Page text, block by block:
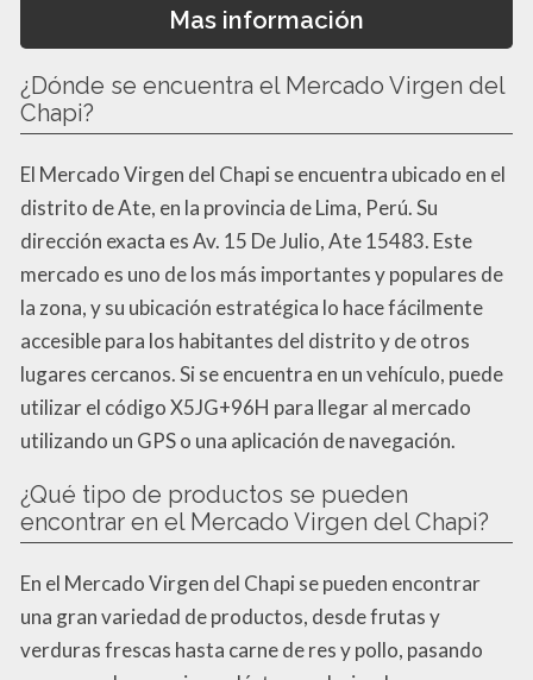
Mas información
¿Dónde se encuentra el Mercado Virgen del
Chapi?
El Mercado Virgen del Chapi se encuentra ubicado en el
distrito de Ate, en la provincia de Lima, Perú. Su
dirección exacta es Av. 15 De Julio, Ate 15483. Este
mercado es uno de los más importantes y populares de
la zona, y su ubicación estratégica lo hace fácilmente
accesible para los habitantes del distrito y de otros
lugares cercanos. Si se encuentra en un vehículo, puede
utilizar el código X5JG+96H para llegar al mercado
utilizando un GPS o una aplicación de navegación.
¿Qué tipo de productos se pueden
encontrar en el Mercado Virgen del Chapi?
En el Mercado Virgen del Chapi se pueden encontrar
una gran variedad de productos, desde frutas y
verduras frescas hasta carne de res y pollo, pasando